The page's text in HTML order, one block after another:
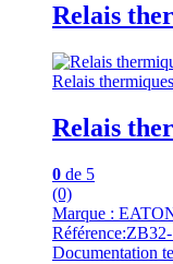
Relais
Relais thermiques
Relais
0 de 5
(0)
Marque :
Documentation